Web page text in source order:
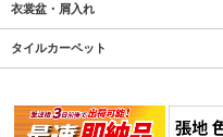
衣裳盆・屑入れ
タイルカーペット